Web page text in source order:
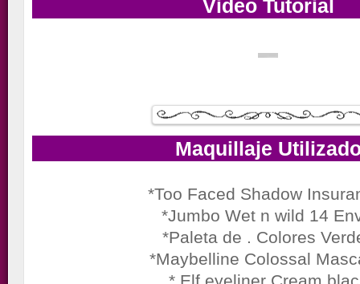
Video Tutorial
Maquillaje
*Too Faced Shadow
*Jumbo Wet n wild 14
*Paleta de . Colores
*Maybelline Colossal